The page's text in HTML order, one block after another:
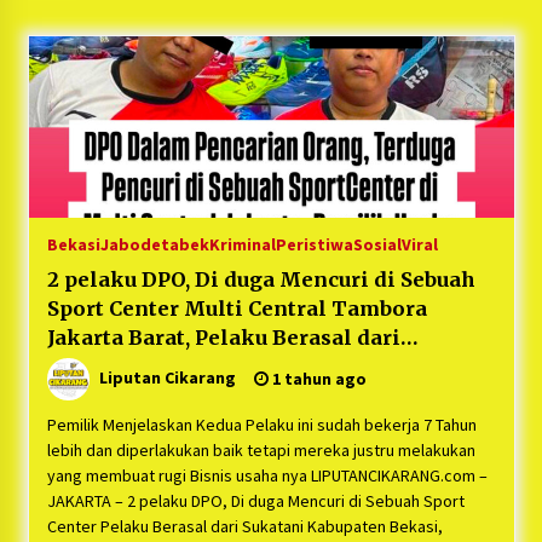
5 bulan ago
PNM Hadir dalam Setiap Langkah Dikha, Penari
Aura Farming yang Viral Ternyata Anak
Nasabah PNM Mekaar
1 tahun ago
Duh Kacau Banget, Karena Kecewa Tak Dapat
Fasilitas yang Sesuai, Para Peserta Retret
Sebelum Waktunya
1 tahun ago
Kartini Penggerak Lingkungan dari Sampah
Bukit Berlian
1 tahun ago
PNM Berangkatkan Ratusan Peserta : Mudik
Aman Sampai Tujuan BUMN 2025
1 tahun ago
Ketua Umum Jurpala KOSMI Indonesia Gilang
BekasiJabodetabekKriminalPeristiwaSosialViral
2 pelaku DPO, Di duga Mencuri di Sebuah
Sport Center Multi Central Tambora
Jakarta Barat, Pelaku Berasal dari
Sukatani Kabupaten Bekasi, Kerugian
Pemilik Usaha mencapai 400Juta+ lebih.
Liputan Cikarang 1 tahun ago
Pemilik Menjelaskan Kedua Pelaku ini sudah bekerja 7 Tahun
lebih dan diperlakukan baik tetapi mereka justru melakukan
yang membuat rugi Bisnis usaha nya LIPUTANCIKARANG.com –
JAKARTA – 2 pelaku DPO, Di duga Mencuri di Sebuah Sport
Center Pelaku Berasal dari Sukatani Kabupaten Bekasi,